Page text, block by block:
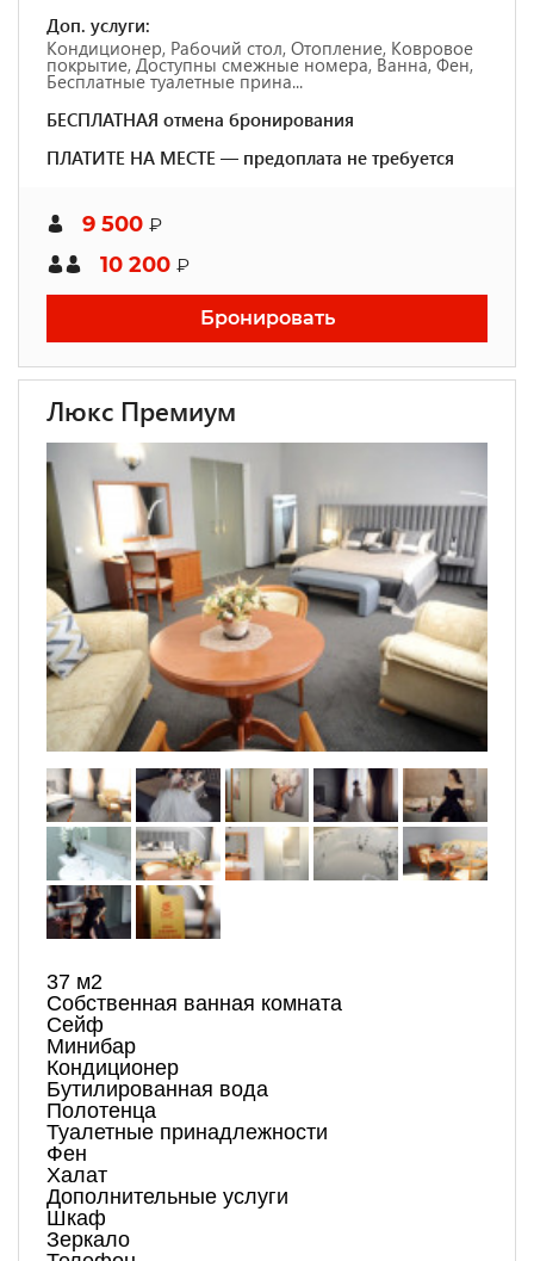
Доп. услуги:
Кондиционер, Рабочий стол, Отопление, Ковровое
покрытие, Доступны смежные номера, Ванна, Фен,
Бесплатные туалетные прина...
БЕСПЛАТНАЯ отмена бронирования
ПЛАТИТЕ НА МЕСТЕ — предоплата не требуется
9 500 ₽
10 200 ₽
Бронировать
Люкс Премиум
37 м2
Собственная ванная комната
Сейф
Минибар
Кондиционер
Бутилированная вода
Полотенца
Туалетные принадлежности
Фен
Халат
Дополнительные услуги
Шкаф
Зеркало